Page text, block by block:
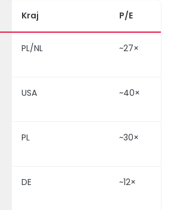
Kraj P/E
PL/NL ~27×
USA ~40×
PL ~30×
DE ~12×